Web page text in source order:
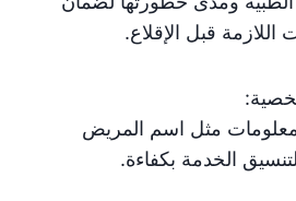
اللازمة قبل الإقلاع.
مثل اسم المريض
الخدمة بكفاءة.